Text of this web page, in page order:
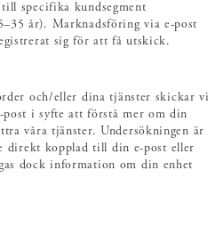
specifika kundsegment
år). Marknadsföring via e-post
sig för att få utskick.
och/eller dina tjänster skickar vi
i syfte att förstå mer om din
våra tjänster. Undersökningen är
direkt kopplad till din e-post eller
dock information om din enhet